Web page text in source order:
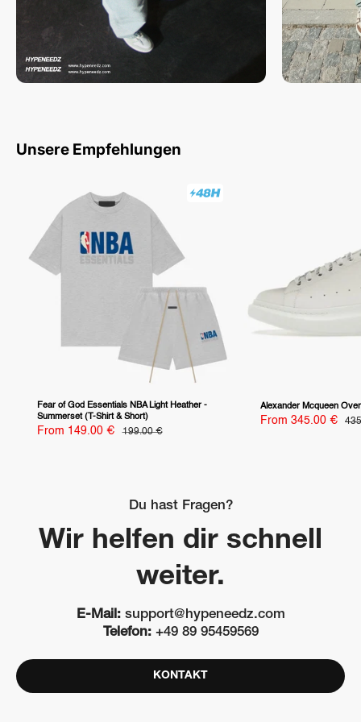
Unsere Empfehlungen
Fear of God Essentials NBA Light Heather -
Summerset (T-Shirt & Short)
Sale
From 149.00 €
Regular
199.00 €
Alexander Mcqueen
Sale
From 345.00 €
Du hast Fragen?
Wir helfen dir schnell
weiter.
E-Mail: support@hypeneedz.com
Telefon:+49 89 95459569
KONTAKT